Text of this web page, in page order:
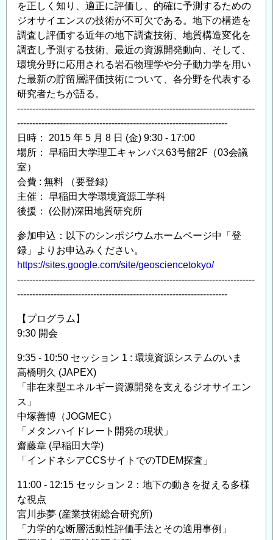
財
団
法
人
深
田
地
質
究
所
の
を正しく知り、適正に評価し、的確に予測するための
ジオサイエンスの技術が不可欠である。地下の構造を
調査し評価する近年の地下調査技術、地質構造変化を
調査し予測する技術、最近の資源開発動向、そして、
環境分野に応用される岩石物理学や分子動力学を用い
た最新の貯留層評価技術について、各分野を代表する
研究者たちが語る。
------------------------------------------------------------------------------
---------------------------------------------------------------------
日時： 2015 年 5 月 8 日 (金) 9:30 - 17:00
場所： 早稲田大学理工キャンパス63号館2F（03会議
室）
会費 : 無料 （要登録)
主催： 早稲田大学環境資源工学科
後援： (公財)深田地質研究所
参加申込：以下のシンポジウムホームページ中「登
録」よりお申込みください。
https://sites.google.com/site/geosciencetokyo/
------------------------------------------------------------------------------
---------------------------------------------------------------------
【プログラム】
9:30 開会
9:35 - 10:50 セッション 1 : 環境資源システムのいま
高橋明久 (JAPEX)
「非在来型エネルギー資源開発を支えるジオサイエン
ス」
中塚善博（JOGMEC）
「メタンハイドレート開発の現状」
齋藤章 (早稲田大学)
「インドネシアCCSサイトでのTDEM探査」
11:00 - 12:15 セッション 2：地下の動きを捉える多様
な視点
宮川歩夢 (産業技術総合研究所)
「力学的な断層活動性評価手法とその適用事例」